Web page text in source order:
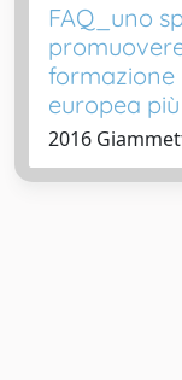
FAQ_uno
formazione
europea
2016